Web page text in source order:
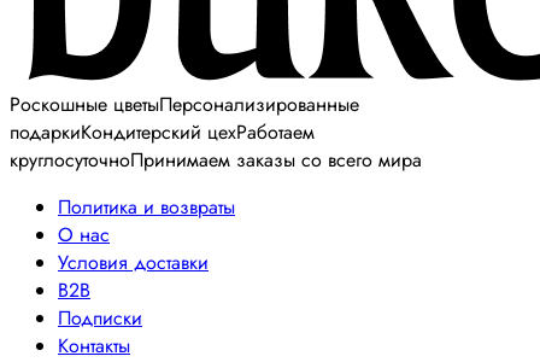
Роскошные цветыПерсонализированные
подаркиКондитерский цехРаботаем
круглосуточноПринимаем заказы со всего мира
Политика и возвраты
О нас
Условия доставки
B2B
Подписки
Контакты